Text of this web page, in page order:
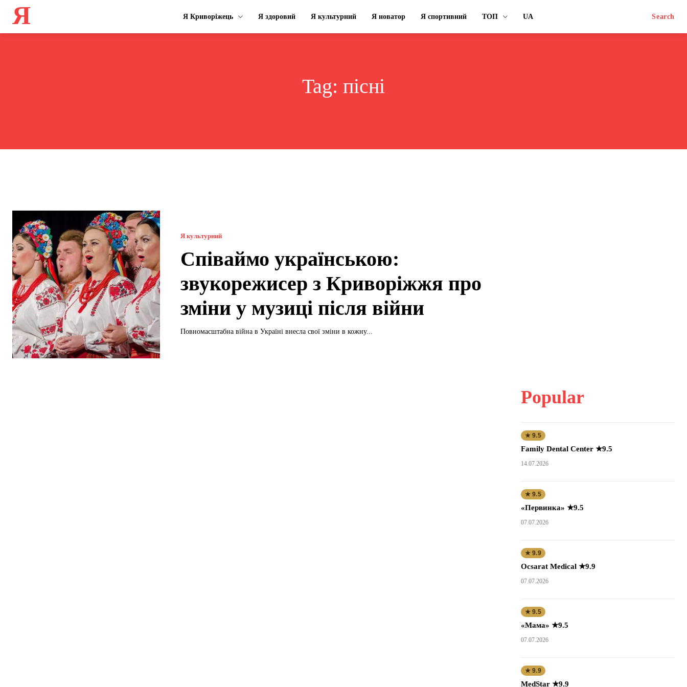
Я Я Криворіжець Я здоровий Я культурний Я новатор Я спортивний ТОП UA Search
Tag: пісні
Я культурний
Співаймо українською:
звукорежисер з Криворіжжя про
зміни у музиці після війни
Повномасштабна війна в Україні внесла свої зміни в кожну...
Popular
★ 9.5
Family Dental Center ★9.5
14.07.2026
★ 9.5
«Первинка» ★9.5
07.07.2026
★ 9.9
Ocsarat Medical ★9.9
07.07.2026
★ 9.5
«Мама» ★9.5
07.07.2026
★ 9.9
MedStar ★9.9